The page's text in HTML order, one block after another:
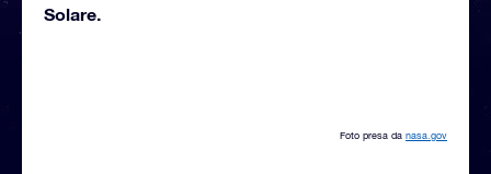
Solare.
Foto presa da nasa.gov